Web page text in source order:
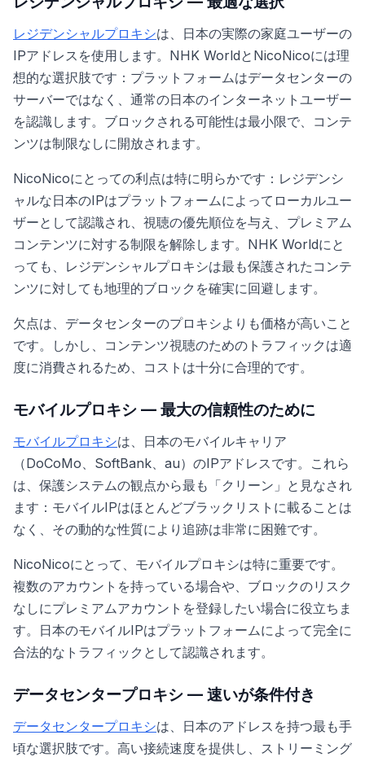
レジデンシャルプロキシは、日本の実際の家庭ユーザーの
IPアドレスを使用します。NHK WorldとNicoNicoには理
想的な選択肢です：プラットフォームはデータセンターの
サーバーではなく、通常の日本のインターネットユーザー
を認識します。ブロックされる可能性は最小限で、コンテ
ンツは制限なしに開放されます。
NicoNicoにとっての利点は特に明らかです：レジデンシ
ャルな日本のIPはプラットフォームによってローカルユー
ザーとして認識され、視聴の優先順位を与え、プレミアム
コンテンツに対する制限を解除します。NHK Worldにと
っても、レジデンシャルプロキシは最も保護されたコンテ
ンツに対しても地理的ブロックを確実に回避します。
欠点は、データセンターのプロキシよりも価格が高いこと
です。しかし、コンテンツ視聴のためのトラフィックは適
度に消費されるため、コストは十分に合理的です。
モバイルプロキシ — 最大の信頼性のために
モバイルプロキシは、日本のモバイルキャリア
（DoCoMo、SoftBank、au）のIPアドレスです。これら
は、保護システムの観点から最も「クリーン」と見なされ
ます：モバイルIPはほとんどブラックリストに載ることは
なく、その動的な性質により追跡は非常に困難です。
NicoNicoにとって、モバイルプロキシは特に重要です。
複数のアカウントを持っている場合や、ブロックのリスク
なしにプレミアムアカウントを登録したい場合に役立ちま
す。日本のモバイルIPはプラットフォームによって完全に
合法的なトラフィックとして認識されます。
データセンタープロキシ — 速いが条件付き
データセンタープロキシは、日本のアドレスを持つ最も手
頃な選択肢です。高い接続速度を提供し、ストリーミング